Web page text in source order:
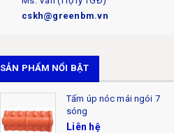
cskh@greenbm.vn
SẢN PHẨM NỔI BẬT
Tấm úp nóc mái ngói 7
sóng
Liên hệ